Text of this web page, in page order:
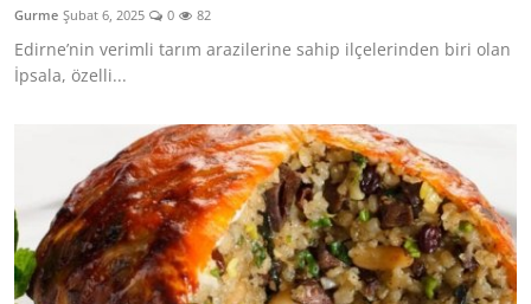
Gurme Şubat 6, 2025 0 82
Edirne’nin verimli tarım arazilerine sahip ilçelerinden biri olan
İpsala, özelli...